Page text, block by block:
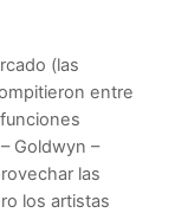
(las
entre
Goldwyn –
las
los artistas